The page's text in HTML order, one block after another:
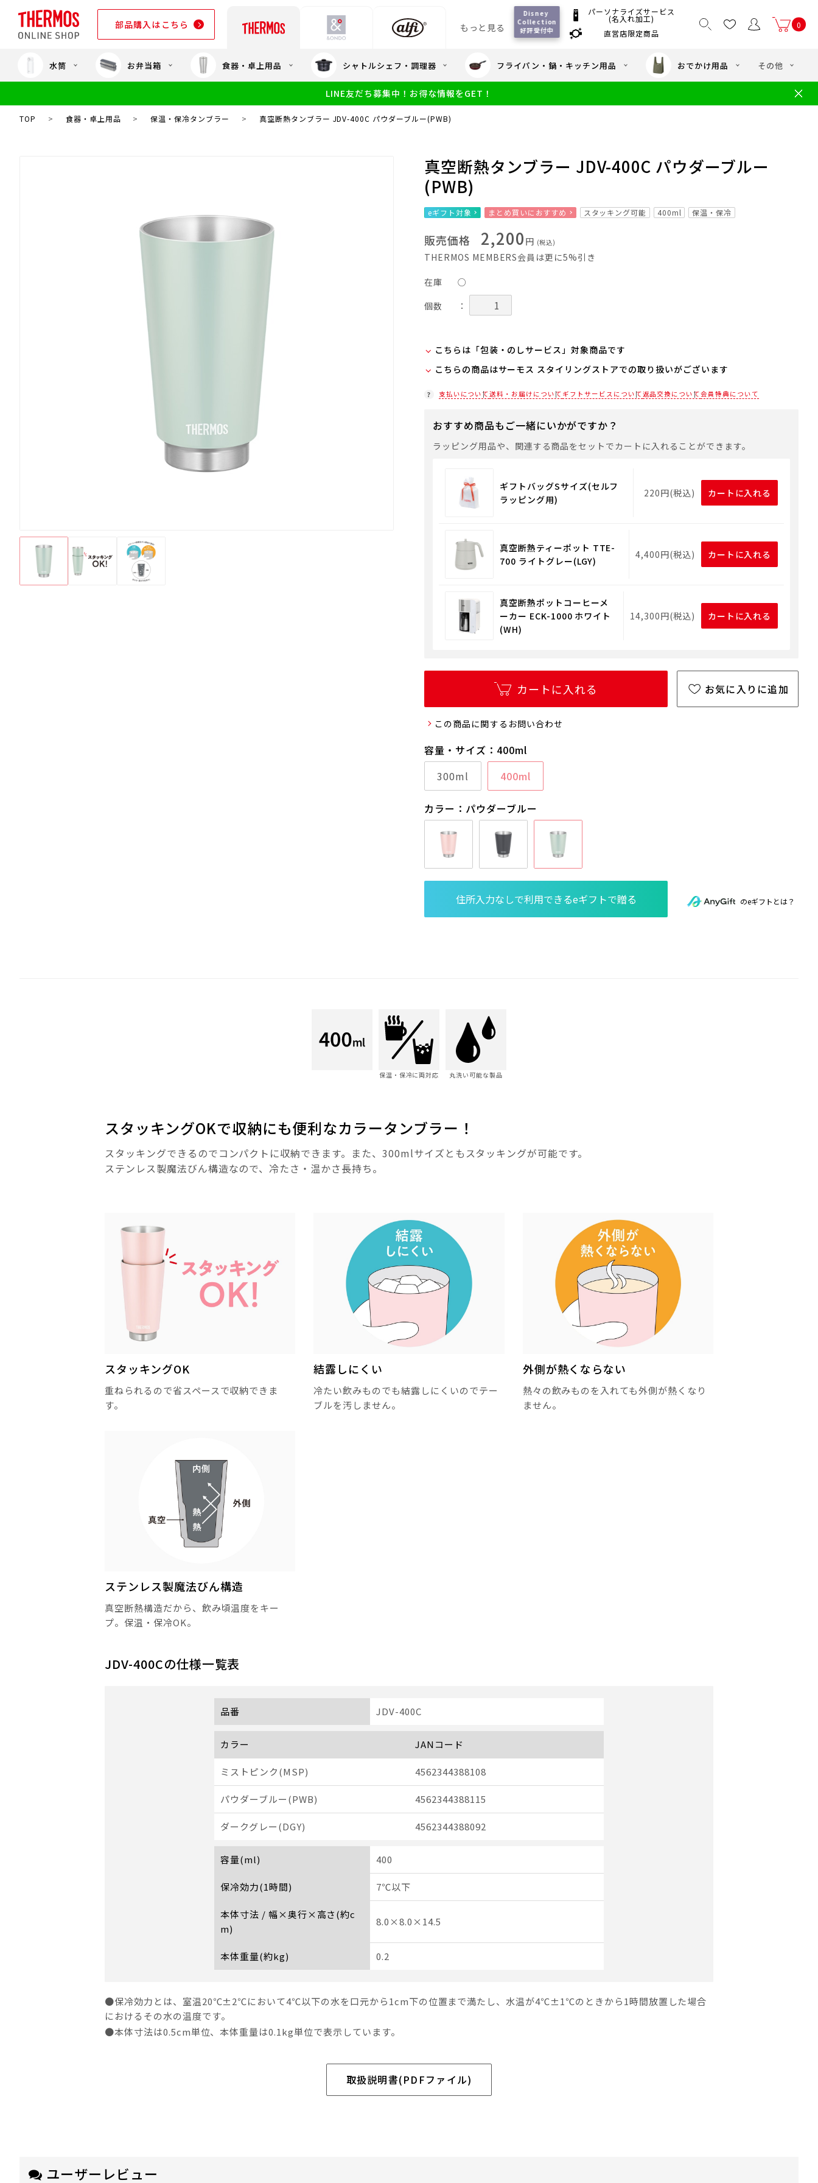
部品購入はこちら もっと見る
以上送料無料
サーモスのeギフト
ギフトのご案内
Disney
Collection
好評受付中
パーソナライズサービス
(名入れ加工)
直営店限定商品
部品購入はこちら
食洗機対応 幼児・園児向け水筒
小学生 中・高学年向け水筒
0
水筒 お弁当箱 食器・卓上用品 シャトルシェフ・調理器 フライパン・鍋・キッチン用品 おでかけ用品 その他
LINE友だち募集中！お得な情報をGET！
TOP > 食器・卓上用品 > 保温・保冷タンブラー > 真空断熱タンブラー JDV-400C パウダーブルー(PWB)
真空断熱タンブラー JDV-400C パウダーブルー
(PWB)
eギフト対象 まとめ買いにおすすめ スタッキング可能 400ml 保温・保冷
販売価格 2,200 円 (税込)
THERMOS MEMBERS会員は更に5%引き
在庫
○
個数
：
こちらは「包装・のしサービス」対象商品です
弊社での包装・のしを希望される場合は、商品をカートに入れた後に「会員限定のし・
ラッピング(330円/個)設定へ」ボタンからお手続きください。
袋やギフトバッグを希望される場合は、以下よりご購入をお願いいたします。
通常商品用ギフト用品
こちらの商品はサーモス スタイリングストアでの取り扱いがございます
在庫状況につきましては、各店舗までお電話にてご確認ください。
支払いについて送料・お届けについて ギフトサービスについて返品交換について会員特典について
おすすめ商品もご一緒にいかがですか？
ラッピング用品や、関連する商品をセットでカートに入れることができます。
ギフトバッグSサイズ(セルフ
ラッピング用)
220円(税込) カートに入れる
真空断熱ティーポット TTE-
700 ライトグレー(LGY)
4,400円(税込) カートに入れる
真空断熱ポットコーヒーメ
ーカー ECK-1000 ホワイト
(WH)
14,300円(税込) カートに入れる
カートに入れる お気に入りに追加
この商品に関するお問い合わせ
容量・サイズ：400ml
300ml
400ml
カラー：パウダーブルー
のeギフトとは？
保温・保冷に両対応 丸洗い可能な製品
スタッキングOKで収納にも便利なカラータンブラー！
スタッキングできるのでコンパクトに収納できます。また、300mlサイズともスタッキングが可能です。
ステンレス製魔法びん構造なので、冷たさ・温かさ長持ち。
スタッキングOK
重ねられるので省スペースで収納できま
す。
結露しにくい
冷たい飲みものでも結露しにくいのでテー
ブルを汚しません。
外側が熱くならない
熱々の飲みものを入れても外側が熱くなり
ません。
ステンレス製魔法びん構造
真空断熱構造だから、飲み頃温度をキー
プ。保温・保冷OK。
JDV-400Cの仕様一覧表
品番 JDV-400C
カラー JANコード
ミストピンク(MSP) 4562344388108
パウダーブルー(PWB) 4562344388115
ダークグレー(DGY) 4562344388092
容量(ml) 400
保冷効力(1時間) 7℃以下
本体寸法 / 幅×奥行×高さ(約c
m)
8.0×8.0×14.5
本体重量(約kg) 0.2
●保冷効力とは、室温20℃±2℃において4℃以下の水を口元から1cm下の位置まで満たし、水温が4℃±1℃のときから1時間放置した場合
におけるその水の温度です。
●本体寸法は0.5cm単位、本体重量は0.1kg単位で表示しています。
取扱説明書(PDFファイル)
ユーザーレビュー